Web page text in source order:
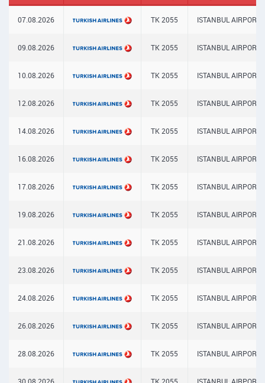
07.08.2026 TK 2055 ISTANBUL AIRPORT
09.08.2026 TK 2055 ISTANBUL AIRPORT
10.08.2026 TK 2055 ISTANBUL AIRPORT
12.08.2026 TK 2055 ISTANBUL AIRPORT
14.08.2026 TK 2055 ISTANBUL AIRPORT
16.08.2026 TK 2055 ISTANBUL AIRPORT
17.08.2026 TK 2055 ISTANBUL AIRPORT
19.08.2026 TK 2055 ISTANBUL AIRPORT
21.08.2026 TK 2055 ISTANBUL AIRPORT
23.08.2026 TK 2055 ISTANBUL AIRPORT
24.08.2026 TK 2055 ISTANBUL AIRPORT
26.08.2026 TK 2055 ISTANBUL AIRPORT
28.08.2026 TK 2055 ISTANBUL AIRPORT